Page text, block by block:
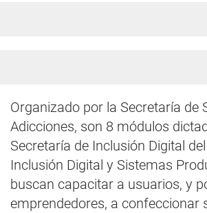
Organizado por la Secretaría de
Adicciones, son 8 módulos
Secretaría de Inclusión Digital
Inclusión Digital y Sistemas
buscan capacitar a usuarios, y
emprendedores, a confeccionar